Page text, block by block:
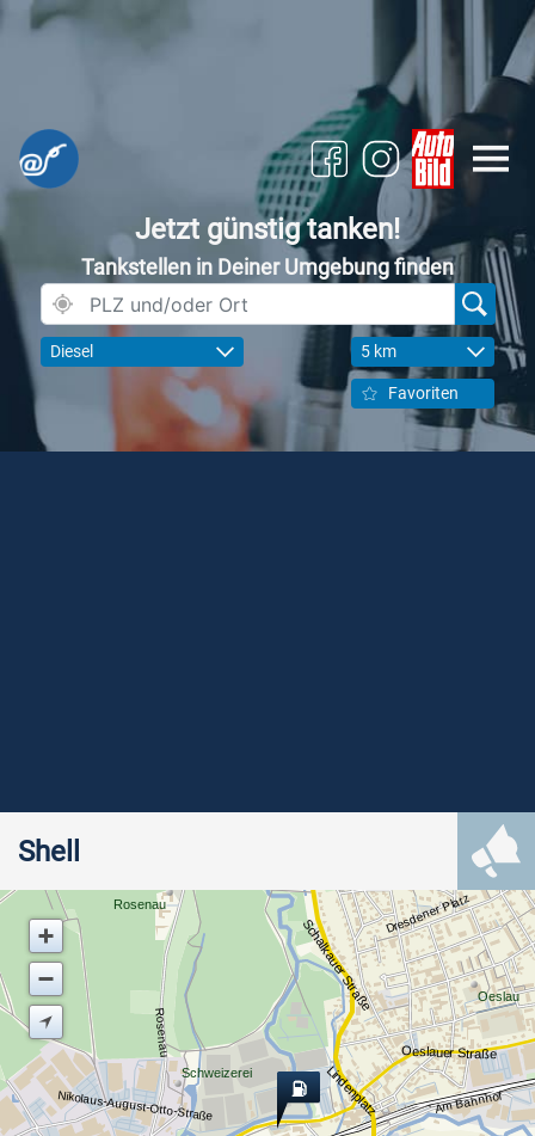
Jetzt günstig tanken!
Tankstellen in Deiner Umgebung finden
Diesel 5 km
Favoriten
Shell
Oeslau
Rosenau
Schweizerei Lindenplatz
Schalkauer Straße
Oeslauer Straße
Rosenau
Nikolaus-August-Otto-Straße
Dresdener Platz
Am Bahnhof